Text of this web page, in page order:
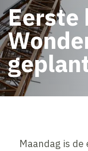
Eerste
Maandag is